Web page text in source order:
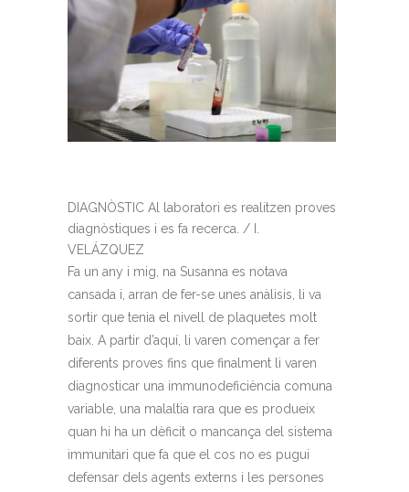
DIAGNÒSTIC Al laboratori es realitzen proves
diagnòstiques i es fa recerca. / I.
VELÁZQUEZ
Fa un any i mig, na Susanna es notava
cansada i, arran de fer-se unes anàlisis, li va
sortir que tenia el nivell de plaquetes molt
baix. A partir d’aquí, li varen començar a fer
diferents proves fins que finalment li varen
diagnosticar una immunodeficiència comuna
variable, una malaltia rara que es produeix
quan hi ha un dèficit o mancança del sistema
immunitari que fa que el cos no es pugui
defensar dels agents externs i les persones